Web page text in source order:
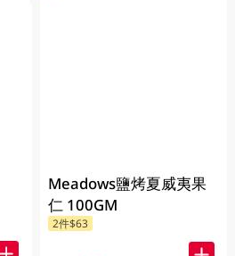
Meadows鹽烤夏威夷果
仁 100GM
2件$63